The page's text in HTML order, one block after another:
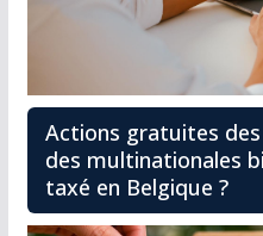
Actions gratuites
des multinationales
taxé en Belgique ?